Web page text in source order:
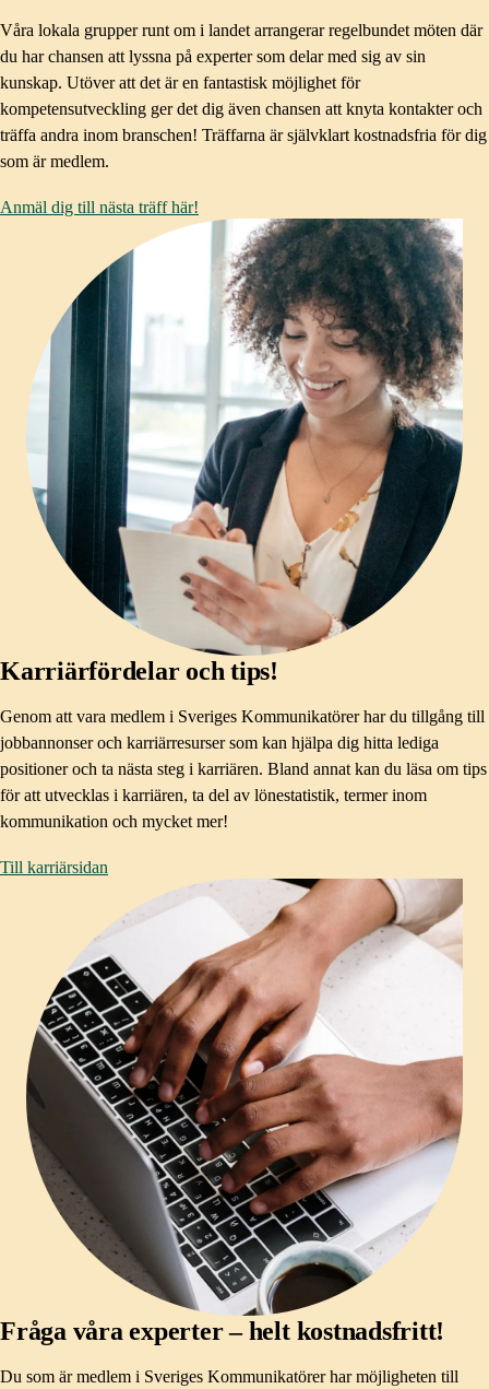
Våra lokala grupper runt om i landet arrangerar regelbundet möten där
du har chansen att lyssna på experter som delar med sig av sin
kunskap. Utöver att det är en fantastisk möjlighet för
kompetensutveckling ger det dig även chansen att knyta kontakter och
träffa andra inom branschen! Träffarna är självklart kostnadsfria för dig
som är medlem.
Anmäl dig till nästa träff här!
Karriärfördelar och tips!
Genom att vara medlem i Sveriges Kommunikatörer har du tillgång till
jobbannonser och karriärresurser som kan hjälpa dig hitta lediga
positioner och ta nästa steg i karriären. Bland annat kan du läsa om tips
för att utvecklas i karriären, ta del av lönestatistik, termer inom
kommunikation och mycket mer!
Till karriärsidan
Fråga våra experter – helt kostnadsfritt!
Du som är medlem i Sveriges Kommunikatörer har möjligheten till